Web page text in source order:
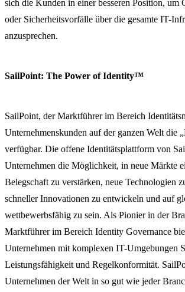
sich die Kunden in einer besseren Position, um
oder Sicherheitsvorfälle über die gesamte IT-
anzusprechen.
SailPoint: The Power of Identity™
SailPoint, der Marktführer im Bereich
Unternehmenskunden auf der ganzen Welt die
verfügbar. Die offene Identitätsplattform von
Unternehmen die Möglichkeit, in neue Märkte
Belegschaft zu verstärken, neue Technologien
schneller Innovationen zu entwickeln und auf
wettbewerbsfähig zu sein. Als Pionier in der
Marktführer im Bereich Identity Governance
Unternehmen mit komplexen IT-Umgebungen
Leistungsfähigkeit und Regelkonformität.
Unternehmen der Welt in so gut wie jeder